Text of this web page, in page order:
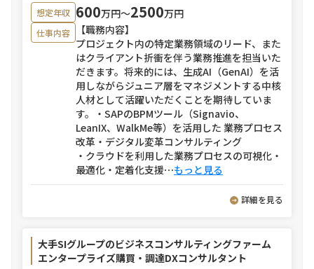
想定年収 600万円〜2500万円
仕事内容
【職務内容】
プロジェクト内の特定業務領域のリード、また
はクライアント折衝を伴う業務推進を担当いた
だきます。将来的には、生成AI（GenAI）を活
用しながらジュニア層をマネジメントする中核
人材として活躍いただくことを期待していま
す。・SAPのBPMツール（Signavio、
LeanIX、WalkMe等）を活用した 業務プロセス
改革・デジタル変革コンサルティング
・クラウドを利用した業務プロセスの可視化・
最適化・定着化支援⋯もっと見る
詳細を見る
大手SIグループのビジネスコンサルティングファーム
エンタープライズ購買・調達DXコンサルタント